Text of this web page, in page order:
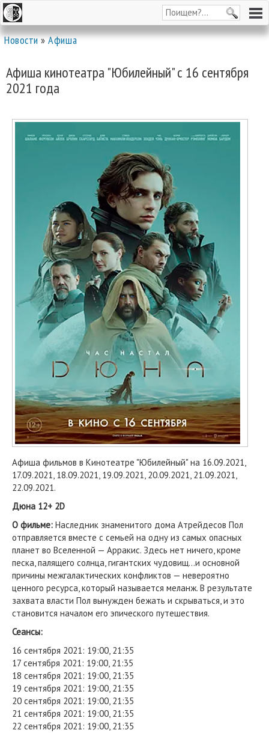
Новости»Афиша
Афиша кинотеатра "Юбилейный" c 16 сентября
2021 года
Афиша фильмов в Кинотеатре "Юбилейный" на 16.09.2021,
17.09.2021, 18.09.2021, 19.09.2021, 20.09.2021, 21.09.2021,
22.09.2021.
Дюна 12+ 2D
О фильме: Наследник знаменитого дома Атрейдесов Пол
отправляется вместе с семьей на одну из самых опасных
планет во Вселенной — Арракис. Здесь нет ничего, кроме
песка, палящего солнца, гигантских чудовищ…и основной
причины межгалактических конфликтов — невероятно
ценного ресурса, который называется меланж. В результате
захвата власти Пол вынужден бежать и скрываться, и это
становится началом его эпического путешествия.
Сеансы:
16 сентября 2021: 19:00, 21:35
17 сентября 2021: 19:00, 21:35
18 сентября 2021: 19:00, 21:35
19 сентября 2021: 19:00, 21:35
20 сентября 2021: 19:00, 21:35
21 сентября 2021: 19:00, 21:35
22 сентября 2021: 19:00, 21:35